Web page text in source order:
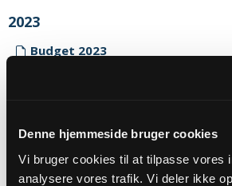
Denne hjemmeside bruger cookies
Vi bruger cookies til at tilpasse vores
analysere vores trafik. Vi deler ikke
2023
Budget 2023
(CVR-nr. 66083810)